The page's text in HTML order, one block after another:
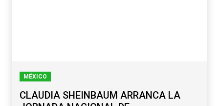
MÉXICO
CLAUDIA SHEINBAUM ARRANCA LA